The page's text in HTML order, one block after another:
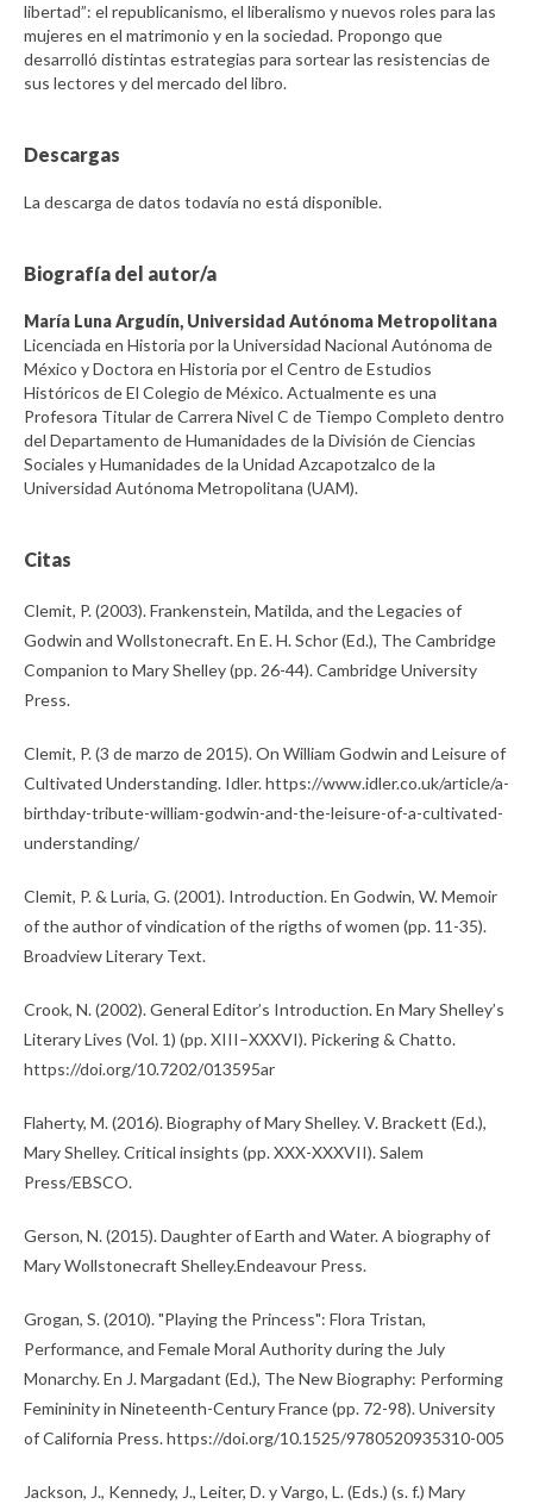
libertad”: el republicanismo, el liberalismo y nuevos roles para las
mujeres en el matrimonio y en la sociedad. Propongo que
desarrolló distintas estrategias para sortear las resistencias de
sus lectores y del mercado del libro.
Descargas
La descarga de datos todavía no está disponible.
Biografía del autor/a
María Luna Argudín, Universidad Autónoma Metropolitana
Licenciada en Historia por la Universidad Nacional Autónoma de
México y Doctora en Historia por el Centro de Estudios
Históricos de El Colegio de México. Actualmente es una
Profesora Titular de Carrera Nivel C de Tiempo Completo dentro
del Departamento de Humanidades de la División de Ciencias
Sociales y Humanidades de la Unidad Azcapotzalco de la
Universidad Autónoma Metropolitana (UAM).
Citas
Clemit, P. (2003). Frankenstein, Matilda, and the Legacies of
Godwin and Wollstonecraft. En E. H. Schor (Ed.), The Cambridge
Companion to Mary Shelley (pp. 26-44). Cambridge University
Press.
Clemit, P. (3 de marzo de 2015). On William Godwin and Leisure of
Cultivated Understanding. Idler. https://www.idler.co.uk/article/a-
birthday-tribute-william-godwin-and-the-leisure-of-a-cultivated-
understanding/
Clemit, P. & Luria, G. (2001). Introduction. En Godwin, W. Memoir
of the author of vindication of the rigths of women (pp. 11-35).
Broadview Literary Text.
Crook, N. (2002). General Editor’s Introduction. En Mary Shelley’s
Literary Lives (Vol. 1) (pp. XIII–XXXVI). Pickering & Chatto.
https://doi.org/10.7202/013595ar
Flaherty, M. (2016). Biography of Mary Shelley. V. Brackett (Ed.),
Mary Shelley. Critical insights (pp. XXX-XXXVII). Salem
Press/EBSCO.
Gerson, N. (2015). Daughter of Earth and Water. A biography of
Mary Wollstonecraft Shelley.Endeavour Press.
Grogan, S. (2010). "Playing the Princess": Flora Tristan,
Performance, and Female Moral Authority during the July
Monarchy. En J. Margadant (Ed.), The New Biography: Performing
Femininity in Nineteenth-Century France (pp. 72-98). University
of California Press. https://doi.org/10.1525/9780520935310-005
Jackson, J., Kennedy, J., Leiter, D. y Vargo, L. (Eds.) (s. f.) Mary